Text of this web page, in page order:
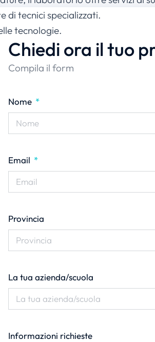
di tecnici specializzati.
tecnologie.
Chiedi ora il tuo
Compila il form
Nome
Email
Provincia
La tua azienda/scuola
Informazioni richieste